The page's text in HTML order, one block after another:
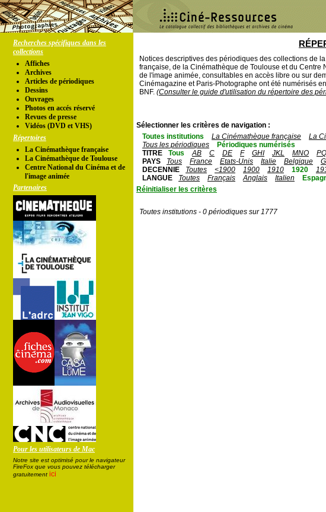
Recherches spécifiques dans les
collections
Affiches
Archives
Articles de périodiques
Dessins
Ouvrages
Photos en accés réservé
Revues de presse
Vidéos (DVD et VHS)
Répertoires
La Cinémathèque française
La Cinémathèque de Toulouse
Centre National du Cinéma et de
l'image animée
Partenaires
Pour les utilisateurs de Mac
Notre site est optimisé pour le navigateur
FireFox que vous pouvez télécharger
gratuitement ici
Notices descriptives des périodiques des collections de
française, de la Cinémathèque de Toulouse et du Centre
de l'image animée, consultables en accès libre ou sur
Cinémagazine et Paris-Photographe ont été numérisés
BNF. (Consulter le guide d'utilisation du répertoire des
Sélectionner les critères de navigation :
Toutes institutions
La Cinémathèque française La
Tous les périodiques
Périodiques numérisés
TITRE
Tous AB C DE F GHI JKL MNO PQ
PAYS
Tous France Etats-Unis Italie Belgique
DECENNIE
Toutes <1900 1900 1910 1920
LANGUE
Toutes Français Anglais Italien
Réinitialiser les critères
Toutes institutions - 0 périodiques sur 1777